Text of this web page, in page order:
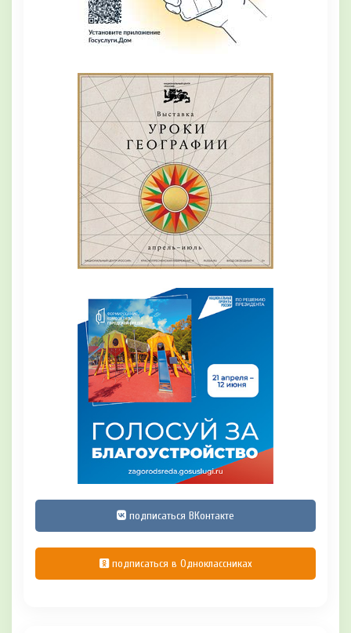
подписаться ВКонтакте
подписаться в Одноклассниках